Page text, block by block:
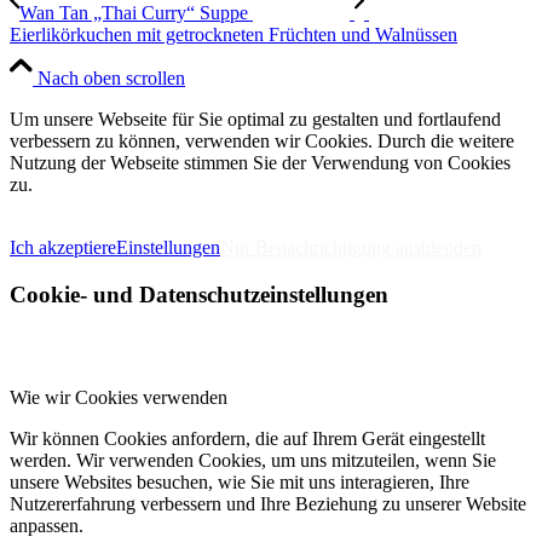
Wan Tan „Thai Curry“ Suppe
Eierlikörkuchen mit getrockneten Früchten und Walnüssen
Nach oben scrollen
Um unsere Webseite für Sie optimal zu gestalten und fortlaufend
verbessern zu können, verwenden wir Cookies. Durch die weitere
Nutzung der Webseite stimmen Sie der Verwendung von Cookies
zu.
Ich akzeptiereEinstellungen
Cookie- und Datenschutzeinstellungen
Wie wir Cookies verwenden
Wir können Cookies anfordern, die auf Ihrem Gerät eingestellt
werden. Wir verwenden Cookies, um uns mitzuteilen, wenn Sie
unsere Websites besuchen, wie Sie mit uns interagieren, Ihre
Nutzererfahrung verbessern und Ihre Beziehung zu unserer Website
anpassen.